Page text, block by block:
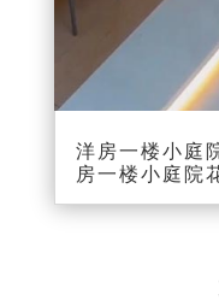
洋房一楼小庭
房一楼小庭院